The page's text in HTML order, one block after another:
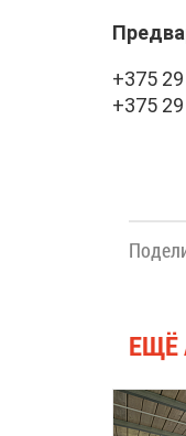
+375
+375
ЕЩЁ